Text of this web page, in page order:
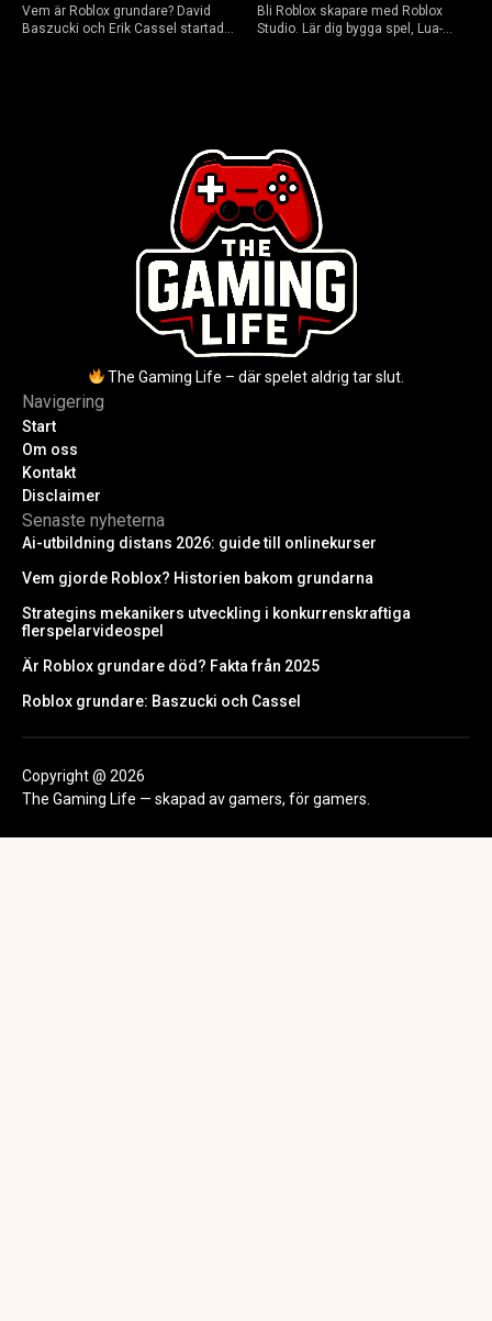
Vem är Roblox grundare? David
Baszucki och Erik Cassel startade
Bli Roblox skapare med Roblox
Studio. Lär dig bygga spel, Lua-
The Gaming Life – där spelet aldrig tar slut.
Navigering
Start
Om oss
Kontakt
Disclaimer
Senaste nyheterna
Ai-utbildning distans 2026: guide till onlinekurser
Vem gjorde Roblox? Historien bakom grundarna
Strategins mekanikers utveckling i konkurrenskraftiga
flerspelarvideospel
Är Roblox grundare död? Fakta från 2025
Roblox grundare: Baszucki och Cassel
Copyright @ 2026
The Gaming Life — skapad av gamers, för gamers.